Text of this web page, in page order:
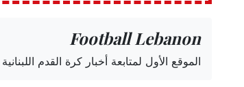
Football Lebanon
الموقع الأول لمتابعة أخبار كرة القدم اللبنانية